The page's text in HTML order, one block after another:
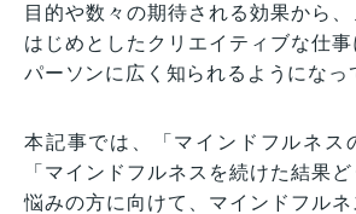
目的や数々の期待される効果から
はじめとしたクリエイティブな仕
パーソンに広く知られるようになっ
本記事では、「マインドフルネス
「マインドフルネスを続けた結果
悩みの方に向けて、マインドフル